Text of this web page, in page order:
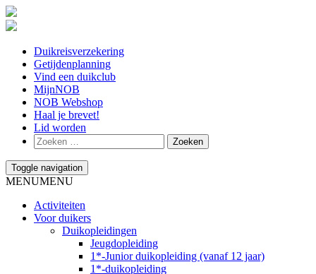
Duikreisverzekering
Getijdenplanning
Vind een duikclub
MijnNOB
NOB Webshop
Haal je brevet!
Lid worden
Toggle navigation
MENUMENU
Activiteiten
Voor duikers
Duikopleidingen
Jeugdopleiding
1*-Junior duikopleiding (vanaf 12 jaar)
1*-duikopleiding